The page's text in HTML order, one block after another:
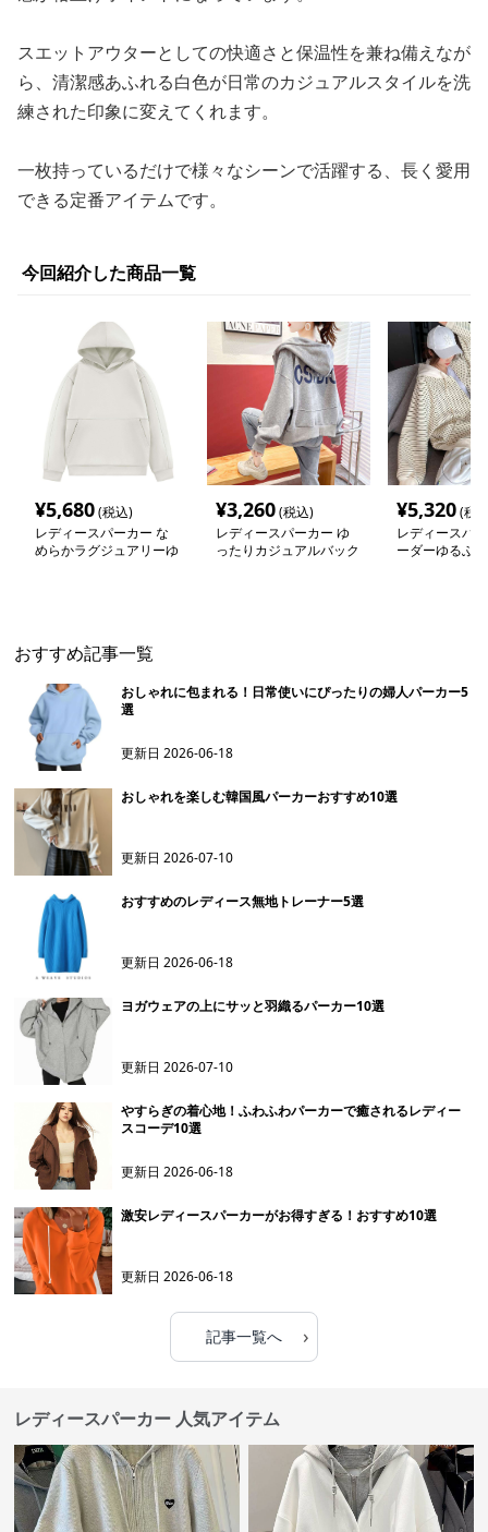
スエットアウターとしての快適さと保温性を兼ね備えなが
ら、清潔感あふれる白色が日常のカジュアルスタイルを洗
練された印象に変えてくれます。
一枚持っているだけで様々なシーンで活躍する、長く愛用
できる定番アイテムです。
今回紹介した商品一覧
¥5,680(税込)
レディースパーカー な
めらかラグジュアリーゆ
¥3,260(税込)
レディースパーカー ゆ
ったりカジュアルバック
¥5,320(税
レディースパ
ーダーゆるふ
おすすめ記事一覧
おしゃれに包まれる！日常使いにぴったりの婦人パーカー5
選
更新日2026-06-18
おしゃれを楽しむ韓国風パーカーおすすめ10選
更新日2026-07-10
おすすめのレディース無地トレーナー5選
更新日2026-06-18
ヨガウェアの上にサッと羽織るパーカー10選
更新日2026-07-10
やすらぎの着心地！ふわふわパーカーで癒されるレディー
スコーデ10選
更新日2026-06-18
激安レディースパーカーがお得すぎる！おすすめ10選
更新日2026-06-18
記事一覧へ ›
レディースパーカー 人気アイテム